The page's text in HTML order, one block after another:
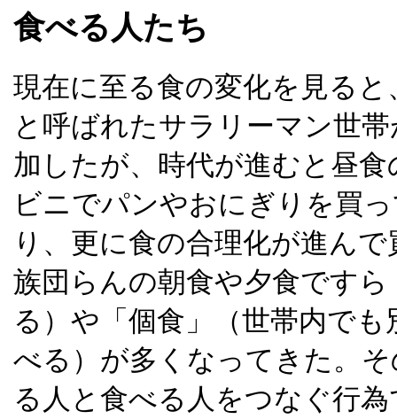
食べる人たち
現在に至る食の変化を見る
と呼ばれたサラリーマン世
加したが、時代が進むと昼
ビニでパンやおにぎりを買
り、更に食の合理化が進ん
族団らんの朝食や夕食です
る）や「個食」（世帯内で
べる）が多くなってきた。
る人と食べる人をつなぐ行